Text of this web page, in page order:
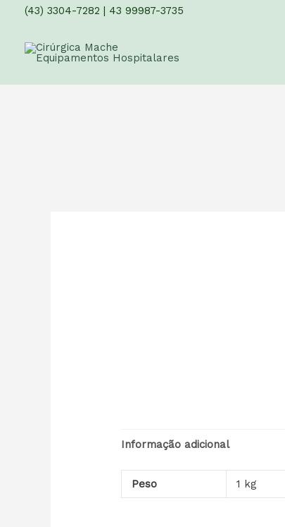
(43) 3304-7282 | 43 99987-3735
Informação adicional
Peso 1 kg